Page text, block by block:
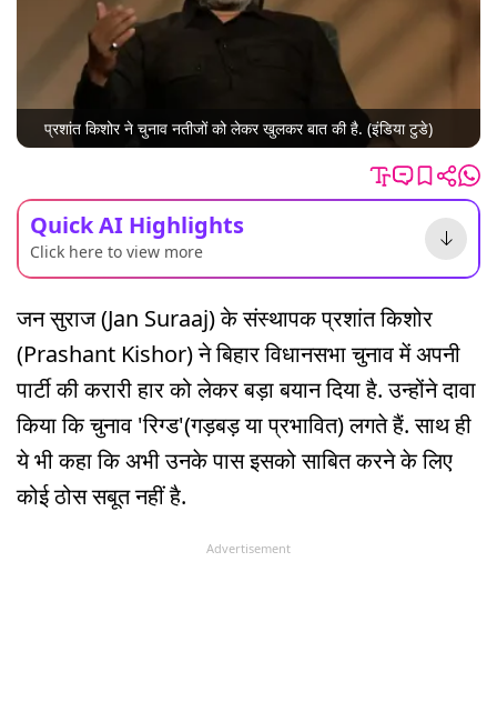
प्रशांत किशोर ने चुनाव नतीजों को लेकर खुलकर बात की है. (इंडिया टुडे)
Quick AI Highlights
Click here to view more
जन सुराज (Jan Suraaj) के संस्थापक प्रशांत किशोर
(Prashant Kishor) ने बिहार विधानसभा चुनाव में अपनी
पार्टी की करारी हार को लेकर बड़ा बयान दिया है. उन्होंने दावा
किया कि चुनाव 'रिग्ड'(गड़बड़ या प्रभावित) लगते हैं. साथ ही
ये भी कहा कि अभी उनके पास इसको साबित करने के लिए
कोई ठोस सबूत नहीं है.
Advertisement